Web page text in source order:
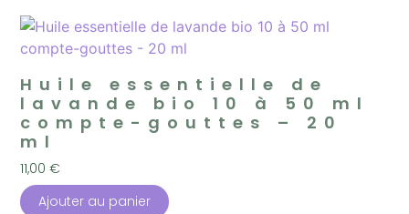
Huile essentielle de
lavande bio 10 à 50 ml
compte-gouttes – 20
ml
11,00€
Ajouter au panier